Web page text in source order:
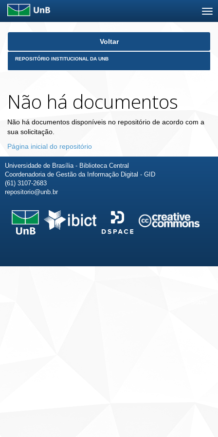
Skip
Voltar
REPOSITÓRIO INSTITUCIONAL DA UNB
Não há documentos
Não há documentos disponíveis no repositório de acordo com a
sua solicitação.
Página inicial do repositório
Universidade de Brasília - Biblioteca Central
Coordenadoria de Gestão da Informação Digital - GID
(61) 3107-2683
repositorio@unb.br